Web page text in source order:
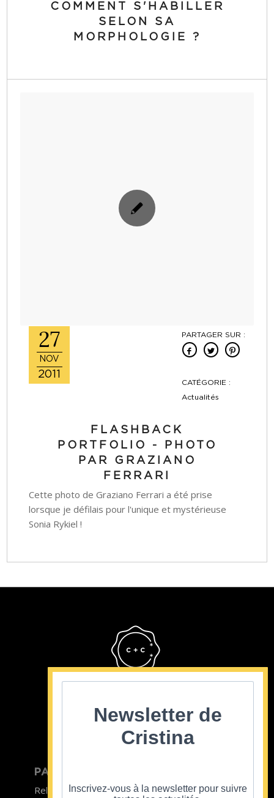
COMMENT S'HABILLER
SELON SA
MORPHOLOGIE ?
27
NOV
2011
PARTAGER SUR :
CATÉGORIE :
Actualités
FLASHBACK
PORTFOLIO - PHOTO
PAR GRAZIANO
FERRARI
Cette photo de Graziano Ferrari a été prise
lorsque je défilais pour l'unique et mystérieuse
Sonia Rykiel !
PARTICULIER
Relooking homme Team Building
Newsletter de
Cristina
Inscrivez-vous à la newsletter pour suivre